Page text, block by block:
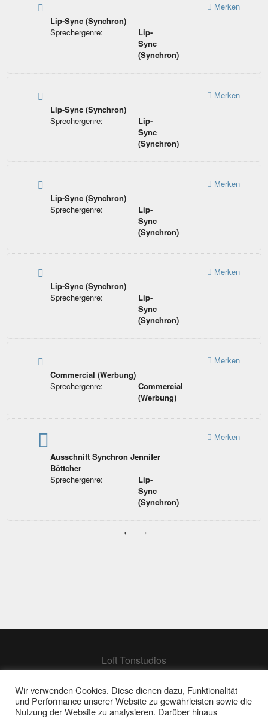
Lip-Sync (Synchron)
Sprechergenre:
Lip-
Sync
(Synchron)
Merken
Lip-Sync (Synchron)
Sprechergenre:
Lip-
Sync
(Synchron)
Merken
Lip-Sync (Synchron)
Sprechergenre:
Lip-
Sync
(Synchron)
Merken
Lip-Sync (Synchron)
Sprechergenre:
Lip-
Sync
(Synchron)
Merken
Commercial (Werbung)
Sprechergenre:
Commercial
(Werbung)
Merken
Ausschnitt Synchron Jennifer
Böttcher
Sprechergenre:
Lip-
Sync
(Synchron)
Merken
‹ ›
Loft Tonstudios
Berlin
Frankfurt
Wir verwenden Cookies. Diese dienen dazu, Funktionalität
und Performance unserer Website zu gewährleisten sowie die
Nutzung der Website zu analysieren. Darüber hinaus